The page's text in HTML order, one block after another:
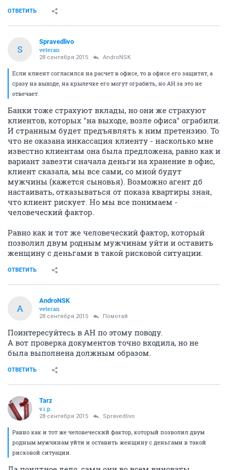
ОТВЕТИТЬ
S
Spravedlivo
veteran
28 сентября 2015 AndroNSK
Если клиент согласился на расчет в офисе, то в офисе его защитят, а
сразу на выходе, на крылечке его могут ограбить, но АН за это не
отвечает.
Банки тоже страхуют вклады, но они же страхуют
клиентов, которых "на выходе, возле офиса" ограбили.
И странным будет предъявлять к ним претензию. То
что не оказана инкассация клиенту - насколько мне
известно клиентам она была предложена, равно как и
вариант завезти сначала деньги на хранение в офис,
клиент сказала, мы все сами, со мной будут
мужчины (кажется сыновья). Возможно агент дб
настаивать, отказываться от показа квартиры зная,
что клиент рискует. Но мы все понимаем -
человеческий фактор.
Равно как и тот же человеческий фактор, который
позволил двум родным мужчинам уйти и оставить
женщину с деньгами в такой рисковой ситуации.
ОТВЕТИТЬ
A
AndroNSK
veteran
28 сентября 2015 Помотай
Поинтересуйтесь в АН по этому поводу.
А вот проверка документов точно входила, но не
была выполнена должным образом.
ОТВЕТИТЬ
Tarz
v.i.p.
28 сентября 2015 Spravedlivo
Равно как и тот же человеческий фактор, который позволил двум
родным мужчинам уйти и оставить женщину с деньгами в такой
рисковой ситуации.